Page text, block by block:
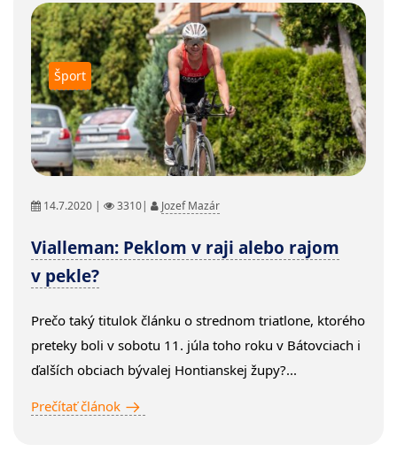
Šport
14.7.2020 | 3310| Jozef Mazár
Vialleman: Peklom v raji alebo rajom
v pekle?
Prečo taký titulok článku o strednom triatlone, ktorého
preteky boli v sobotu 11. júla toho roku v Bátovciach i
ďalších obciach bývalej Hontianskej župy?...
Prečítať článok